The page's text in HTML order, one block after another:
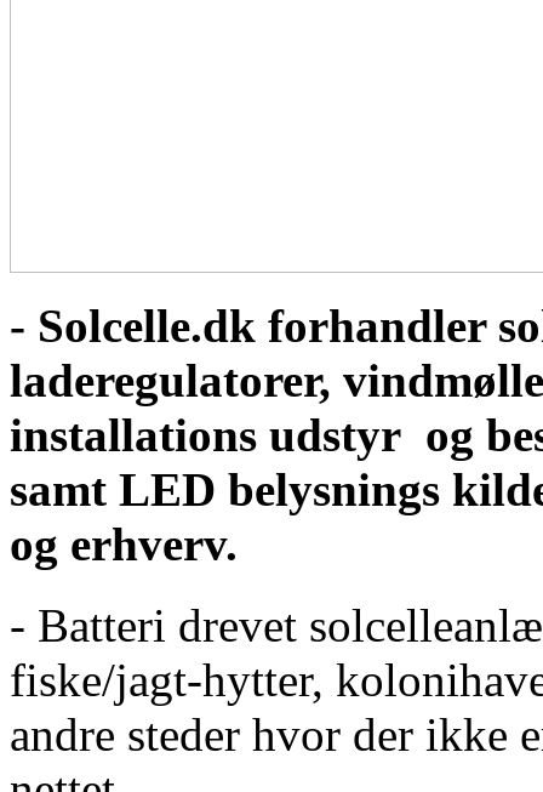
- Solcelle.dk forhandler
laderegulatorer,
installations udstyr og
samt LED belysnings
og erhverv.
- Batteri drevet
fiske/jagt-hytter,
andre steder hvor der ikke